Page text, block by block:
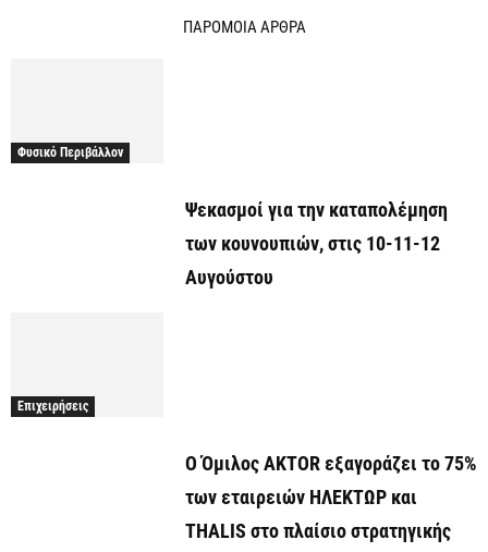
ΠΑΡΟΜΟΙΑ ΑΡΘΡΑ
Φυσικό Περιβάλλον
Ψεκασμοί για την καταπολέμηση
των κουνουπιών, στις 10-11-12
Αυγούστου
Επιχειρήσεις
Ο Όμιλος AKTOR εξαγοράζει το 75%
των εταιρειών ΗΛΕΚΤΩΡ και
THALIS στο πλαίσιο στρατηγικής